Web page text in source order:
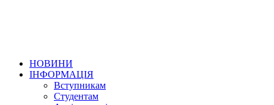
НОВИНИ
ІНФОРМАЦІЯ
Вступникам
Студентам